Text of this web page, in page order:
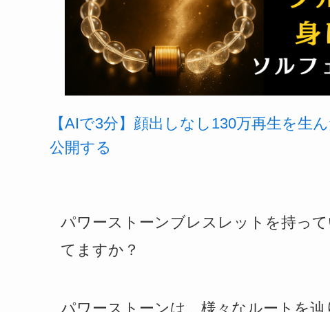
【AIで3分】顔出しなし130万再生を生
公開する
パワーストーンブレスレットを持っ
てますか？
パワーストーンは、様々なルートを